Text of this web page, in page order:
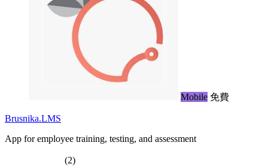
Mobile 免費
Brusnika.LMS
App for employee training, testing, and assessment
(2)